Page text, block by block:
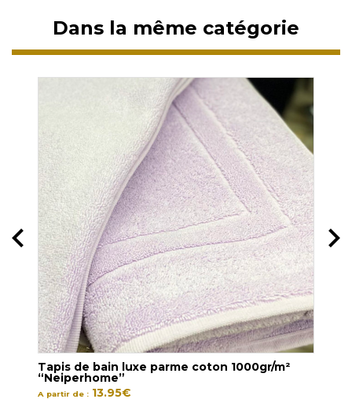
Dans la même catégorie
Tapis de bain luxe parme coton 1000gr/m²
“Neiperhome”
A partir de : 13.95€